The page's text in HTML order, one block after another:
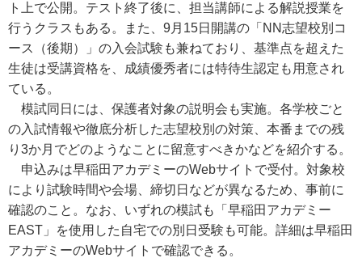
ト上で公開。テスト終了後に、担当講師による解説授業を
行うクラスもある。また、9月15日開講の「NN志望校別コ
ース（後期）」の入会試験も兼ねており、基準点を超えた
生徒は受講資格を、成績優秀者には特待生認定も用意され
ている。
模試同日には、保護者対象の説明会も実施。各学校ごと
の入試情報や徹底分析した志望校別の対策、本番までの残
り3か月でどのようなことに留意すべきかなどを紹介する。
申込みは早稲田アカデミーのWebサイトで受付。対象校
により試験時間や会場、締切日などが異なるため、事前に
確認のこと。なお、いずれの模試も「早稲田アカデミー
EAST」を使用した自宅での別日受験も可能。詳細は早稲田
アカデミーのWebサイトで確認できる。